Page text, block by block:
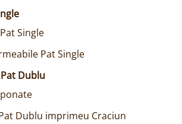
Single
Pat Single
Dublu
Dublu imprimeu Craciun